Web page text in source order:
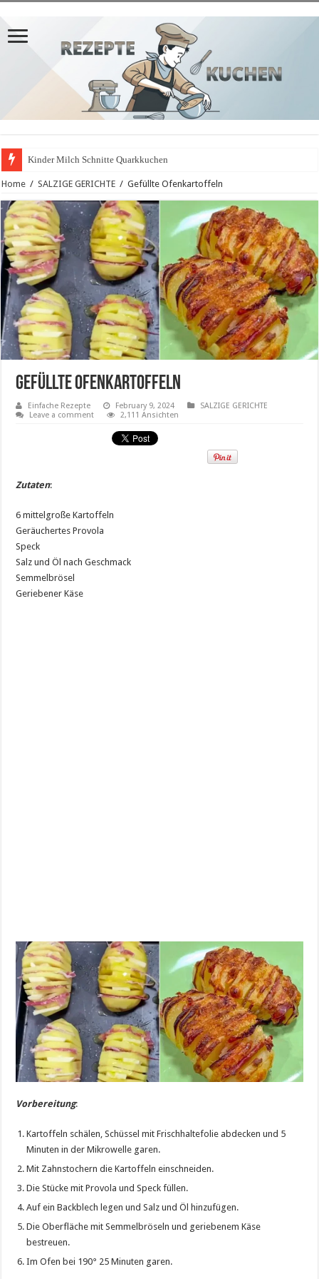
Kinder Milch Schnitte Quarkkuchen
Home / SALZIGE GERICHTE / Gefüllte Ofenkartoffeln
Gefüllte Ofenkartoffeln
Einfache Rezepte February 9, 2024
SALZIGE GERICHTE
Leave a comment
2,111 Ansichten
Zutaten:
6 mittelgroße Kartoffeln
Geräuchertes Provola
Speck
Salz und Öl nach Geschmack
Semmelbrösel
Geriebener Käse
Vorbereitung:
Kartoffeln schälen, Schüssel mit Frischhaltefolie abdecken und 5
Minuten in der Mikrowelle garen.
Mit Zahnstochern die Kartoffeln einschneiden.
Die Stücke mit Provola und Speck füllen.
Auf ein Backblech legen und Salz und Öl hinzufügen.
Die Oberfläche mit Semmelbröseln und geriebenem Käse
bestreuen.
Im Ofen bei 190° 25 Minuten garen.